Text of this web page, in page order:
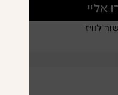
אליי
לוויז